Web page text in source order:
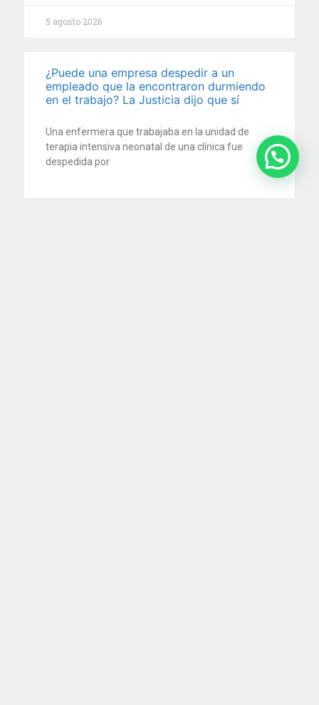
5 agosto 2026
¿Puede una empresa despedir a un
empleado que la encontraron durmiendo
en el trabajo? La Justicia dijo que sí
Una enfermera que trabajaba en la unidad de
terapia intensiva neonatal de una clínica fue
despedida por